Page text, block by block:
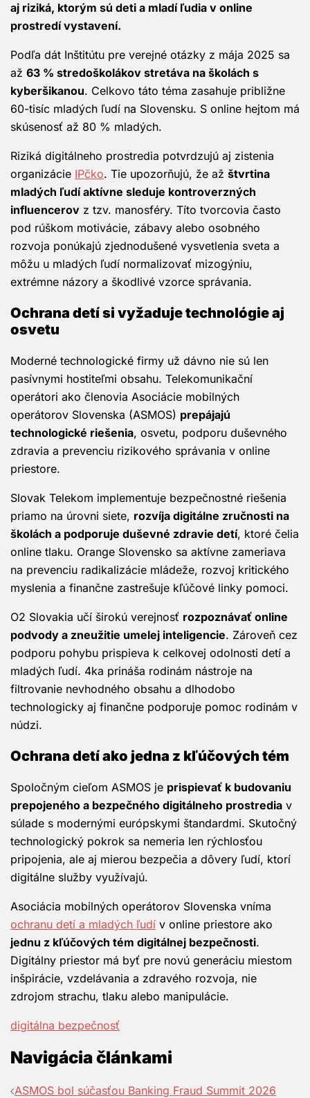
aj riziká, ktorým sú deti a mladí ľudia v online
prostredí vystavení.
Podľa dát Inštitútu pre verejné otázky z mája 2025 sa
až 63 % stredoškolákov stretáva na školách s
kyberšikanou. Celkovo táto téma zasahuje približne
60-tisíc mladých ľudí na Slovensku. S online hejtom má
skúsenosť až 80 % mladých.
Riziká digitálneho prostredia potvrdzujú aj zistenia
organizácie IPčko. Tie upozorňujú, že až štvrtina
mladých ľudí aktívne sleduje kontroverzných
influencerov z tzv. manosféry. Títo tvorcovia často
pod rúškom motivácie, zábavy alebo osobného
rozvoja ponúkajú zjednodušené vysvetlenia sveta a
môžu u mladých ľudí normalizovať mizogýniu,
extrémne názory a škodlivé vzorce správania.
Ochrana detí si vyžaduje technológie aj
osvetu
Moderné technologické firmy už dávno nie sú len
pasívnymi hostiteľmi obsahu. Telekomunikační
operátori ako členovia Asociácie mobilných
operátorov Slovenska (ASMOS) prepájajú
technologické riešenia, osvetu, podporu duševného
zdravia a prevenciu rizikového správania v online
priestore.
Slovak Telekom implementuje bezpečnostné riešenia
priamo na úrovni siete, rozvíja digitálne zručnosti na
školách a podporuje duševné zdravie detí, ktoré čelia
online tlaku. Orange Slovensko sa aktívne zameriava
na prevenciu radikalizácie mládeže, rozvoj kritického
myslenia a finančne zastrešuje kľúčové linky pomoci.
O2 Slovakia učí širokú verejnosť rozpoznávať online
podvody a zneužitie umelej inteligencie. Zároveň cez
podporu pohybu prispieva k celkovej odolnosti detí a
mladých ľudí. 4ka prináša rodinám nástroje na
filtrovanie nevhodného obsahu a dlhodobo
technologicky aj finančne podporuje pomoc rodinám v
núdzi.
Ochrana detí ako jedna z kľúčových tém
Spoločným cieľom ASMOS je prispievať k budovaniu
prepojeného a bezpečného digitálneho prostredia v
súlade s modernými európskymi štandardmi. Skutočný
technologický pokrok sa nemeria len rýchlosťou
pripojenia, ale aj mierou bezpečia a dôvery ľudí, ktorí
digitálne služby využívajú.
Asociácia mobilných operátorov Slovenska vníma
ochranu detí a mladých ľudí v online priestore ako
jednu z kľúčových tém digitálnej bezpečnosti.
Digitálny priestor má byť pre novú generáciu miestom
inšpirácie, vzdelávania a zdravého rozvoja, nie
zdrojom strachu, tlaku alebo manipulácie.
digitálna bezpečnosť
Navigácia článkami
ASMOS bol súčasťou Banking Fraud Summit 2026